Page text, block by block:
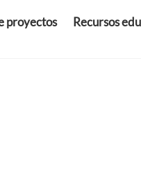
proyectos Recursos